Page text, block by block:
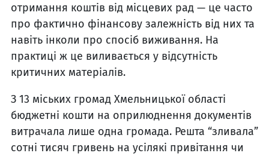
отримання коштів від місцевих рад — це часто
про фактично фінансову залежність від них та
навіть інколи про спосіб виживання. На
практиці ж це виливається у відсутність
критичних матеріалів.
З 13 міських громад Хмельницької області
бюджетні кошти на оприлюднення документів
витрачала лише одна громада. Решта “зливала”
сотні тисяч гривень на усілякі привітання чи